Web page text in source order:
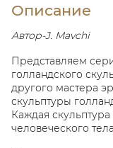
Описание
Автор-J. Mavchi
Представляем
голландского
другого мастера
скульптуры
Каждая
человеческого